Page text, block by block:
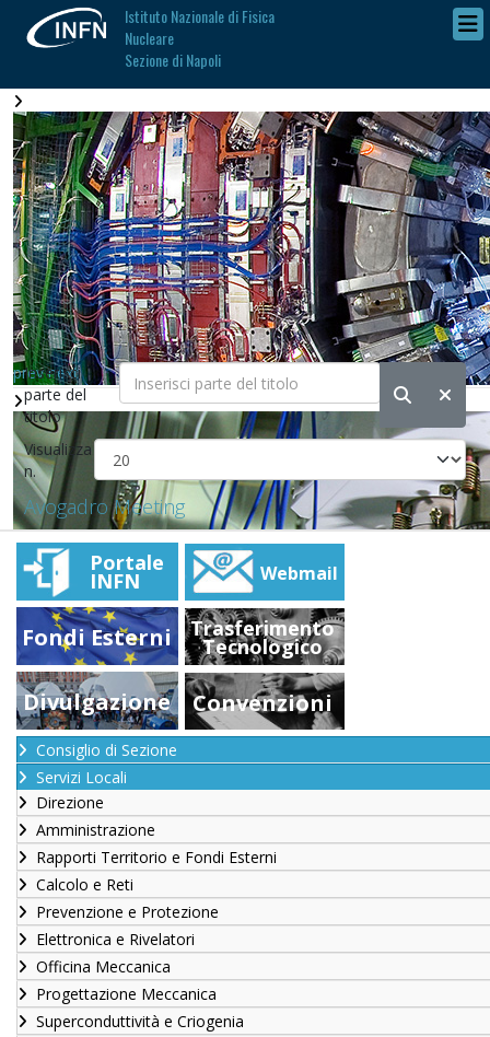
Istituto Nazionale di Fisica
Nucleare
Sezione di Napoli
prev next
Inserisci
parte del
titolo
Visualizza
n.
Avogadro Meeting
Portale
INFN Webmail
Fondi Esterni Trasferimento
Tecnologico
Divulgazione Convenzioni
Consiglio di Sezione
Servizi Locali
Direzione
Amministrazione
Rapporti Territorio e Fondi Esterni
Calcolo e Reti
Prevenzione e Protezione
Elettronica e Rivelatori
Officina Meccanica
Progettazione Meccanica
Superconduttività e Criogenia